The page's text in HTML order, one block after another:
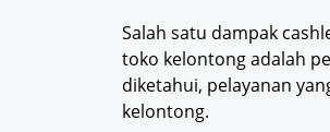
Salah satu dampak
toko kelontong adalah
diketahui, pelayanan
kelontong.